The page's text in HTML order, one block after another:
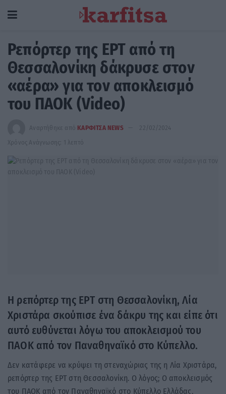
Ρεπόρτερ της ΕΡΤ από τη
Θεσσαλονίκη δάκρυσε στον
«αέρα» για τον αποκλεισμό
του ΠΑΟΚ (Video)
Αναρτήθηκε από ΚΑΡΦΙΤΣΑ NEWS
22/02/2024
Χρόνος Ανάγνωσης: 1 λεπτό
Η ρεπόρτερ της ΕΡΤ στη Θεσσαλονίκη, Λία
Χριστάρα σκούπισε ένα δάκρυ της και είπε ότι
αυτό ευθύνεται λόγω του αποκλεισμού του
ΠΑΟΚ από τον Παναθηναϊκό στο Κύπελλο.
Δεν κατάφερε να κρύψει τη στεναχώριας της η Λία Χριστάρα,
ρεπόρτερ της ΕΡΤ στη Θεσσαλονίκη. Ο λόγος; Ο αποκλεισμός
του ΠΑΟΚ από τον Παναθηναϊκό στο Κύπελλο Ελλάδας.